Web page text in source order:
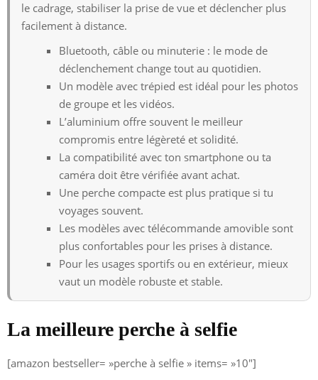
le cadrage, stabiliser la prise de vue et déclencher plus
facilement à distance.
Bluetooth, câble ou minuterie : le mode de
déclenchement change tout au quotidien.
Un modèle avec trépied est idéal pour les photos
de groupe et les vidéos.
L’aluminium offre souvent le meilleur
compromis entre légèreté et solidité.
La compatibilité avec ton smartphone ou ta
caméra doit être vérifiée avant achat.
Une perche compacte est plus pratique si tu
voyages souvent.
Les modèles avec télécommande amovible sont
plus confortables pour les prises à distance.
Pour les usages sportifs ou en extérieur, mieux
vaut un modèle robuste et stable.
La meilleure perche à selfie
[amazon bestseller= »perche à selfie » items= »10″]